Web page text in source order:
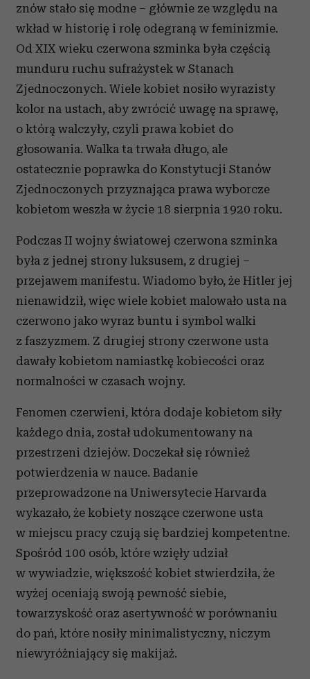
znów stało się modne – głównie ze względu na
wkład w historię i rolę odegraną w feminizmie.
Od XIX wieku czerwona szminka była częścią
munduru ruchu sufrażystek w Stanach
Zjednoczonych. Wiele kobiet nosiło wyrazisty
kolor na ustach, aby zwrócić uwagę na sprawę,
o którą walczyły, czyli prawa kobiet do
głosowania. Walka ta trwała długo, ale
ostatecznie poprawka do Konstytucji Stanów
Zjednoczonych przyznająca prawa wyborcze
kobietom weszła w życie 18 sierpnia 1920 roku.
Podczas II wojny światowej czerwona szminka
była z jednej strony luksusem, z drugiej –
przejawem manifestu. Wiadomo było, że Hitler jej
nienawidził, więc wiele kobiet malowało usta na
czerwono jako wyraz buntu i symbol walki
z faszyzmem. Z drugiej strony czerwone usta
dawały kobietom namiastkę kobiecości oraz
normalności w czasach wojny.
Fenomen czerwieni, która dodaje kobietom siły
każdego dnia, został udokumentowany na
przestrzeni dziejów. Doczekał się również
potwierdzenia w nauce. Badanie
przeprowadzone na Uniwersytecie Harvarda
wykazało, że kobiety noszące czerwone usta
w miejscu pracy czują się bardziej kompetentne.
Spośród 100 osób, które wzięły udział
w wywiadzie, większość kobiet stwierdziła, że
wyżej oceniają swoją pewność siebie,
towarzyskość oraz asertywność w porównaniu
do pań, które nosiły minimalistyczny, niczym
niewyróżniający się makijaż.